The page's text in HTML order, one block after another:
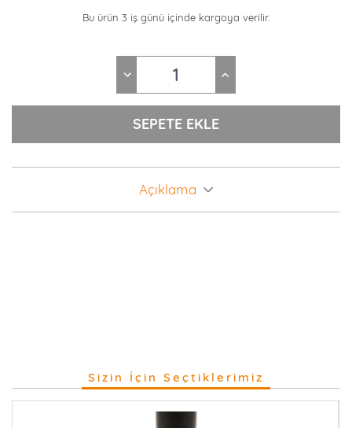
Bu ürün 3 iş günü içinde kargoya verilir.
Açıklama
Sizin İçin Seçtiklerimiz